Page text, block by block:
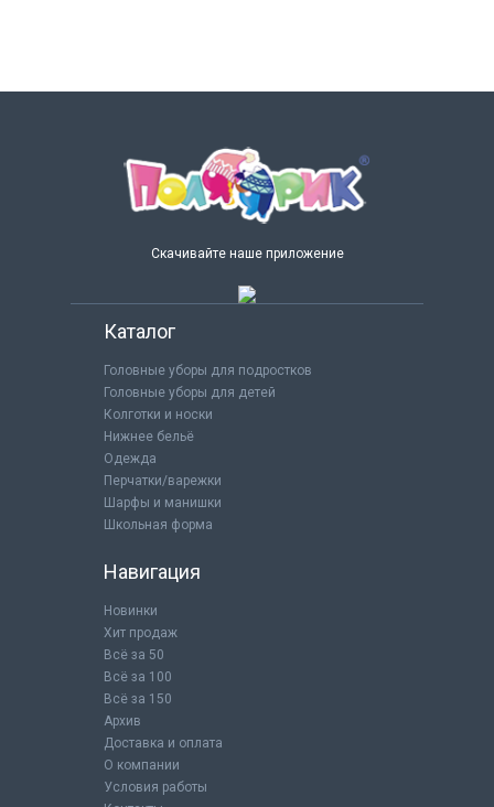
Скачивайте наше приложение
Каталог
Головные уборы для подростков
Головные уборы для детей
Колготки и носки
Нижнее бельё
Одежда
Перчатки/варежки
Шарфы и манишки
Школьная форма
Навигация
Новинки
Хит продаж
Всё за 50
Всё за 100
Всё за 150
Архив
Доставка и оплата
О компании
Условия работы